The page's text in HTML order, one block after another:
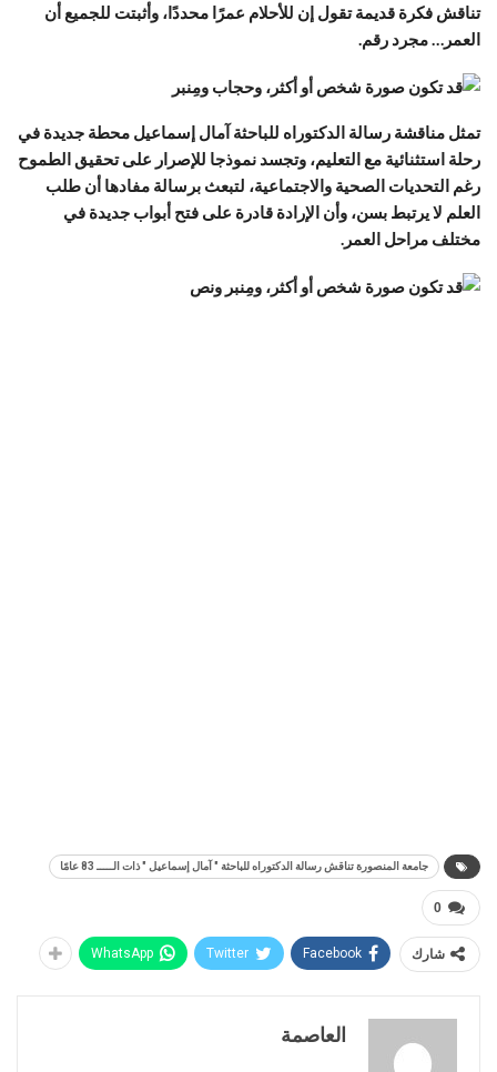
تناقش فكرة قديمة تقول إن للأحلام عمرًا محددًا، وأثبتت للجميع أن
العمر… مجرد رقم.
تمثل مناقشة رسالة الدكتوراه للباحثة آمال إسماعيل محطة جديدة في
رحلة استثنائية مع التعليم، وتجسد نموذجا للإصرار على تحقيق الطموح
رغم التحديات الصحية والاجتماعية، لتبعث برسالة مفادها أن طلب
العلم لا يرتبط بسن، وأن الإرادة قادرة على فتح أبواب جديدة في
مختلف مراحل العمر.
جامعة المنصورة تناقش رسالة الدكتوراه للباحثة " آمال إسماعيل " ذات الـــــ 83 عامًا
0
شارك Facebook
Twitter
WhatsApp
العاصمة